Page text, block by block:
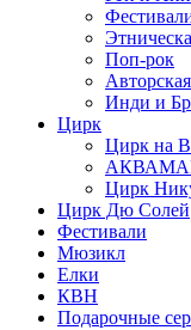
Поп-рок
Инди и
Цирк
Цирк на
Цирк
Цирк Дю Солей
Фестивали
Мюзикл
Елки
КВН
Подарочные